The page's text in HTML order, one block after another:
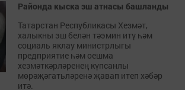
Районда кыска эш атнасы башланды
Татарстан Республикасы Хезмәт,
халыкны эш белән тәэмин итү һәм
социаль яклау министрлыгы
предприятие һәм оешма
хезмәткәрләренең күпсанлы
мөрәҗәгатьләренә җавап итеп хәбәр
итә.